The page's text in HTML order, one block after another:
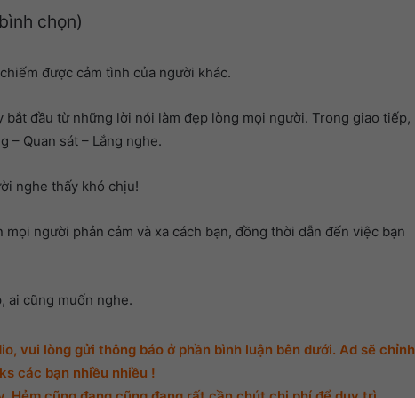
chọn)
được cảm tình của người khác.
bắt đầu từ những lời nói làm đẹp lòng mọi người. Trong giao tiếp,
– Quan sát – Lắng nghe.
nghe thấy khó chịu!
người phản cảm và xa cách bạn, đồng thời dẫn đến việc bạn
ai cũng muốn nghe.
vui lòng gửi thông báo ở phần bình luận bên dưới. Ad sẽ chỉnh
các bạn nhiều nhiều !